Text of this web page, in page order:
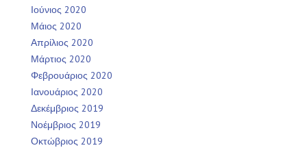
Ιούνιος 2020
Μάιος 2020
Απρίλιος 2020
Μάρτιος 2020
Φεβρουάριος 2020
Ιανουάριος 2020
Δεκέμβριος 2019
Νοέμβριος 2019
Οκτώβριος 2019